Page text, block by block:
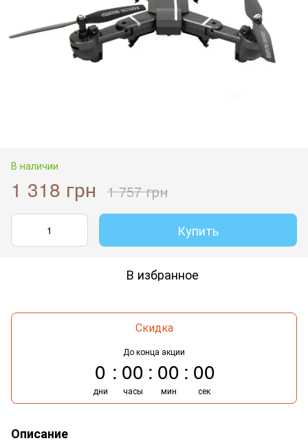
В наличии
1 318 грн 1 757 грн
Купить
В избранное
Скидка
До конца акции
0
дни
00
часы
00
мин
00
сек
Описание